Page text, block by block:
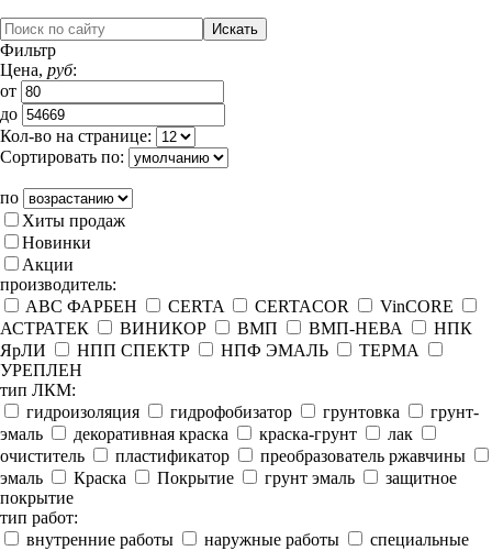
Фильтр
Цена, руб:
от
до
Кол-во на странице:
Сортировать по:
по
Хиты продаж
Новинки
Акции
производитель:
ABC ФАРБЕН
CERTA CERTACOR
VinCORE
АСТРАТЕК
ВИНИКОР ВМП ВМП-НЕВА
НПК
ЯрЛИ
НПП СПЕКТР НПФ ЭМАЛЬ
ТЕРМА
УРЕПЛЕН
тип ЛКМ:
гидроизоляция
гидрофобизатор грунтовка
грунт-
эмаль
декоративная краска краска-грунт
лак
очиститель
пластификатор
преобразователь ржавчины
эмаль
Краска Покрытие грунт эмаль
защитное
покрытие
тип работ:
внутренние работы
наружные работы
специальные